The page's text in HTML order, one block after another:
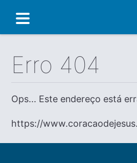
Erro 404
Ops... Este endereço está
https://